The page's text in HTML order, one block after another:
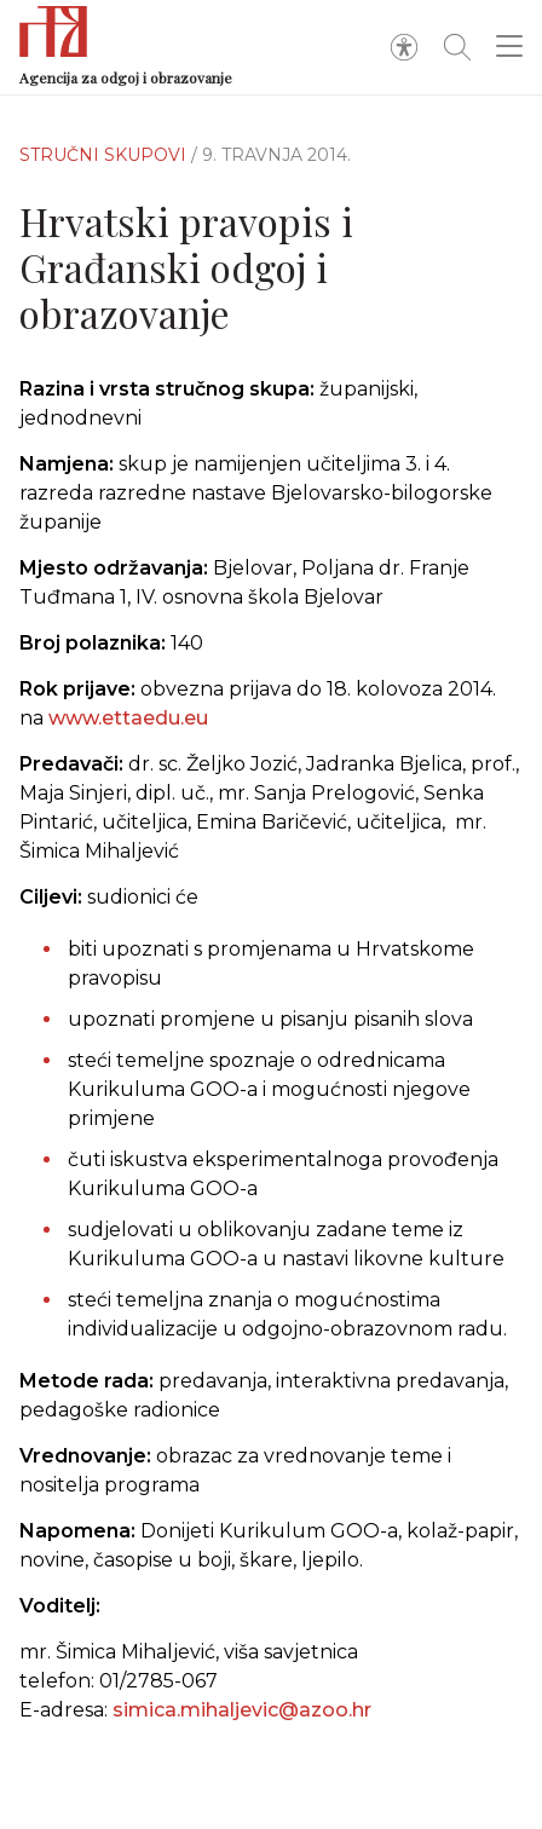
Agencija za odgoj i obrazovanje
STRUČNI SKUPOVI / 9. TRAVNJA 2014.
Hrvatski pravopis i
Građanski odgoj i
obrazovanje
Razina i vrsta stručnog skupa: županijski,
jednodnevni
Namjena: skup je namijenjen učiteljima 3. i 4.
razreda razredne nastave Bjelovarsko-bilogorske
županije
Mjesto održavanja: Bjelovar, Poljana dr. Franje
Tuđmana 1, IV. osnovna škola Bjelovar
Broj polaznika: 140
Rok prijave: obvezna prijava do 18. kolovoza 2014.
na www.ettaedu.eu
Predavači: dr. sc. Željko Jozić, Jadranka Bjelica, prof.,
Maja Sinjeri, dipl. uč., mr. Sanja Prelogović, Senka
Pintarić, učiteljica, Emina Baričević, učiteljica, mr.
Šimica Mihaljević
Ciljevi: sudionici će
biti upoznati s promjenama u Hrvatskome
pravopisu
upoznati promjene u pisanju pisanih slova
steći temeljne spoznaje o odrednicama
Kurikuluma GOO-a i mogućnosti njegove
primjene
čuti iskustva eksperimentalnoga provođenja
Kurikuluma GOO-a
sudjelovati u oblikovanju zadane teme iz
Kurikuluma GOO-a u nastavi likovne kulture
steći temeljna znanja o mogućnostima
individualizacije u odgojno-obrazovnom radu.
Metode rada: predavanja, interaktivna predavanja,
pedagoške radionice
Vrednovanje: obrazac za vrednovanje teme i
nositelja programa
Napomena: Donijeti Kurikulum GOO-a, kolaž-papir,
novine, časopise u boji, škare, ljepilo.
Voditelj:
mr. Šimica Mihaljević, viša savjetnica
telefon: 01/2785-067
E-adresa: simica.mihaljevic@azoo.hr